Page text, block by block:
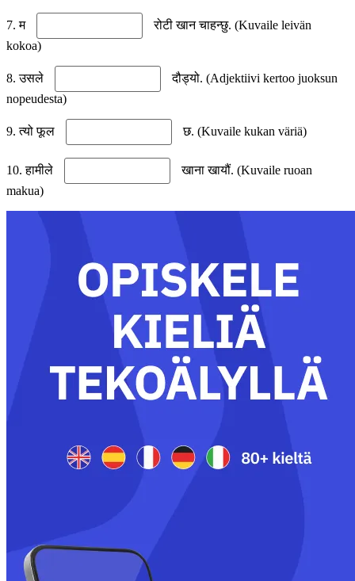
7. म
रोटी खान चाहन्छु. (Kuvaile leivän
kokoa)
8. उसले
दौड्यो. (Adjektiivi kertoo juoksun
nopeudesta)
9. त्यो फूल छ. (Kuvaile kukan väriä)
10. हामीले
खाना खायौं. (Kuvaile ruoan
makua)